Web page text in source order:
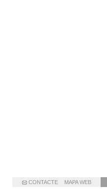
CONTACTE MAPA WEB